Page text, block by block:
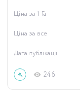
Ціна за 1 Га
Ціна за все
246
Дата публікації